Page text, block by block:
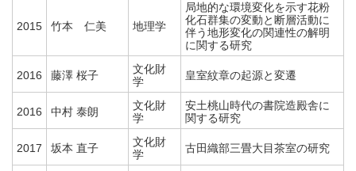
2015 竹本 仁美 地理学
局地的な環境変化を示す花粉
化石群集の変動と断層活動に
伴う地形変化の関連性の解明
に関する研究
2016 藤澤 桜子
文化財
学
皇室紋章の起源と変遷
2016 中村 泰朗
文化財
学
安土桃山時代の書院造殿舎に
関する研究
2017 坂本 直子
文化財
学
古田織部三畳大目茶室の研究